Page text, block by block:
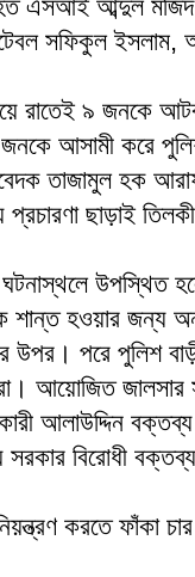
এসআই আব্দুল
সফিকুল ইসলাম,
রাতেই ৯ জনকে
আসামী করে
তাজামুল হক
প্রচারণা ছাড়াই
ঘটনাস্থলে
শান্ত হওয়ার
উপর। পরে পুলিশ
আয়োজিত জালসার
আলাউদ্দিন
বিরোধী
করতে ফাঁকা